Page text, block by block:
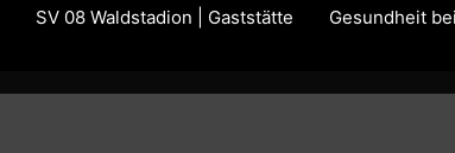
SV 08 Waldstadion | Gaststätte Gesundheit